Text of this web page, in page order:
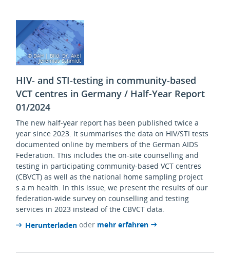
© DAH | Bild: Dr. Axel
Jeremias Schmidt
HIV- and STI-testing in community-based
VCT centres in Germany / Half-Year Report
01/2024
The new half-year report has been published twice a
year since 2023. It summarises the data on HIV/STI tests
documented online by members of the German AIDS
Federation. This includes the on-site counselling and
testing in participating community-based VCT centres
(CBVCT) as well as the national home sampling project
s.a.m health. In this issue, we present the results of our
federation-wide survey on counselling and testing
services in 2023 instead of the CBVCT data.
Herunterladen oder mehr erfahren